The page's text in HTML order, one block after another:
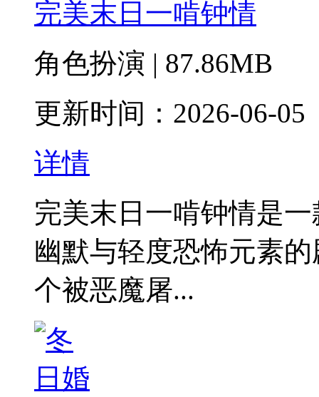
完美末日一啃钟情
角色扮演 | 87.86MB
更新时间：2026-06-05
详情
完美末日一啃钟情是
幽默与轻度恐怖元素
个被恶魔屠...